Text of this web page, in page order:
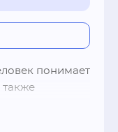
понимает
также